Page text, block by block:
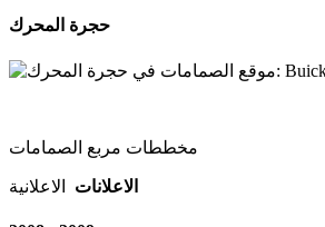
حجرة المحرك
مخططات مربع الصمامات
الاعلانات الاعلانية